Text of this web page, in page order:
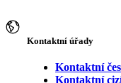
Kontaktní úřady
Kontaktní
Kontaktní